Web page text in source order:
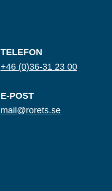
TELEFON
+46 (0)36-31 23 00
E-POST
mail@rorets.se